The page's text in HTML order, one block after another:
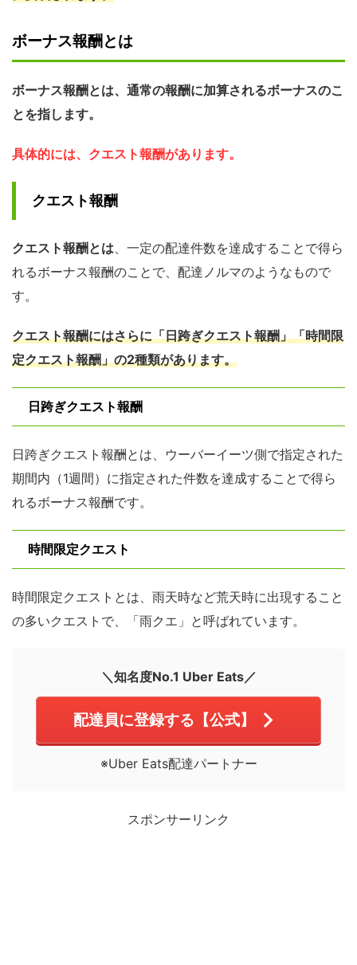
ボーナス報酬とは
ボーナス報酬とは、通常の報酬に加算されるボーナスのこ
とを指します。
具体的には、クエスト報酬があります。
クエスト報酬
クエスト報酬とは 、一定の配達件数を達成することで得ら
れるボーナス報酬のことで、配達ノルマのようなもので
す。
クエスト報酬にはさらに「日跨ぎクエスト報酬」「時間限
定クエスト報酬」の2種類があります。
日跨ぎクエスト報酬
日跨ぎクエスト報酬とは、ウーバーイーツ側で指定された
期間内（1週間）に指定された件数を達成することで得ら
れるボーナス報酬です。
時間限定クエスト
時間限定クエストとは、雨天時など荒天時に出現すること
の多いクエストで、「雨クエ」と呼ばれています。
＼知名度No.1 Uber Eats／
配達員に登録する【公式】
※Uber Eats配達パートナー
スポンサーリンク